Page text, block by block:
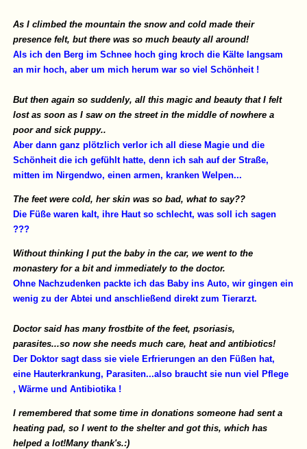
As I climbed the mountain the snow and cold made their
presence felt, but there was so much beauty all around!
Als ich den Berg im Schnee hoch ging kroch die Kälte langsam
an mir hoch, aber um mich herum war so viel Schönheit !
But then again so suddenly, all this magic and beauty that I felt
lost as soon as I saw on the street in the middle of nowhere a
poor and sick puppy..
Aber dann ganz plötzlich verlor ich all diese Magie und die
Schönheit die ich gefühlt hatte, denn ich sah auf der Straße,
mitten im Nirgendwo, einen armen, kranken Welpen...
The feet were cold, her skin was so bad, what to say??
Die Füße waren kalt, ihre Haut so schlecht, was soll ich sagen
???
Without thinking I put the baby in the car, we went to the
monastery for a bit and immediately to the doctor.
Ohne Nachzudenken packte ich das Baby ins Auto, wir gingen ein
wenig zu der Abtei und anschließend direkt zum Tierarzt.
Doctor said has many frostbite of the feet, psoriasis,
parasites...so now she needs much care, heat and antibiotics!
Der Doktor sagt dass sie viele Erfrierungen an den Füßen hat,
eine Hauterkrankung, Parasiten...also braucht sie nun viel Pflege
, Wärme und Antibiotika !
I remembered that some time in donations someone had sent a
heating pad, so I went to the shelter and got this, which has
helped a lot!Many thank's.:)